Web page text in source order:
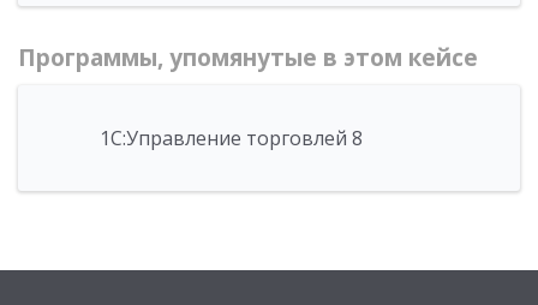
Программы, упомянутые в этом кейсе
1С:Управление торговлей 8